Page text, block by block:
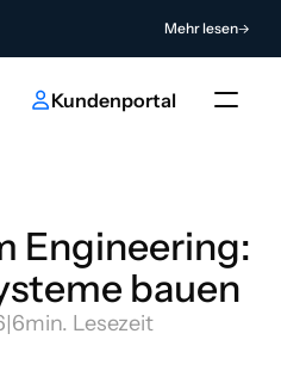
Mehr lesen
direkt in Ihren Code bringen
Dateninnovation bei
Kundenportal
Engineering:
bauen
|6min. Lesezeit